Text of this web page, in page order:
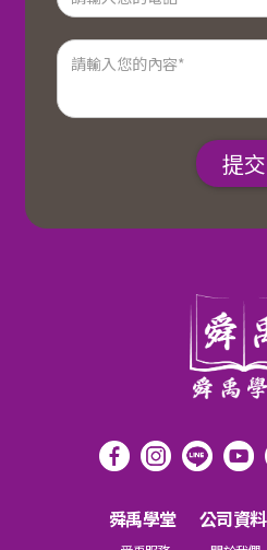
舜禹學堂 公司資料